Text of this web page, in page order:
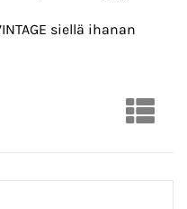
siellä ihanan